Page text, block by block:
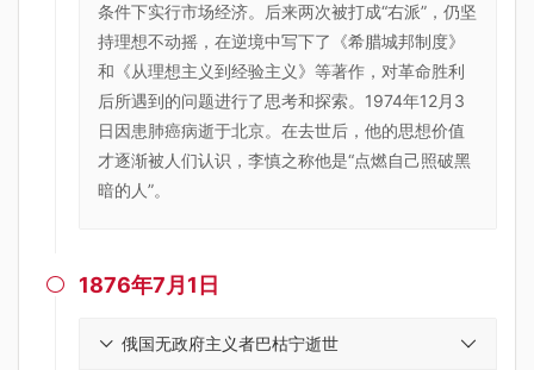
条件下实行市场经济。后来两次被打成“右派”，仍坚
持理想不动摇，在逆境中写下了《希腊城邦制度》
和《从理想主义到经验主义》等著作，对革命胜利
后所遇到的问题进行了思考和探索。1974年12月3
日因患肺癌病逝于北京。在去世后，他的思想价值
才逐渐被人们认识，李慎之称他是“点燃自己照破黑
暗的人”。
 1876年7月1日
俄国无政府主义者巴枯宁逝世